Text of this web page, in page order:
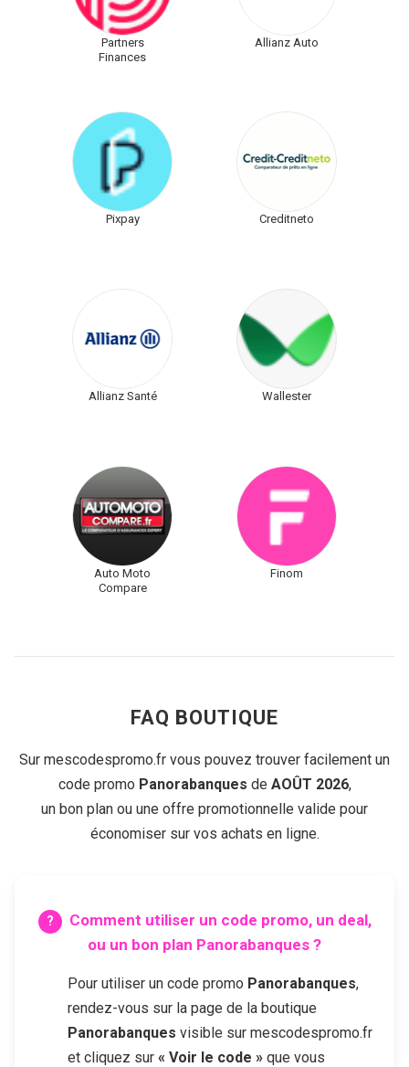
Partners
Finances
Allianz Auto
Pixpay Creditneto
Allianz Santé Wallester
Auto Moto
Compare
Finom
FAQ BOUTIQUE
Sur mescodespromo.fr vous pouvez trouver facilement un
code promo Panorabanques de AOÛT 2026,
un bon plan ou une offre promotionnelle valide pour
économiser sur vos achats en ligne.
Comment utiliser un code promo, un deal,
ou un bon plan Panorabanques ?
Pour utiliser un code promo Panorabanques,
rendez-vous sur la page de la boutique
Panorabanques visible sur mescodespromo.fr
et cliquez sur « Voir le code » que vous